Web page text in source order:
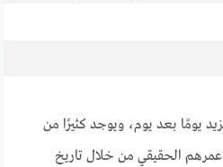
يومًا بعد يوم، ويوجد كثيرًا من
الحقيقي من خلال تاريخ